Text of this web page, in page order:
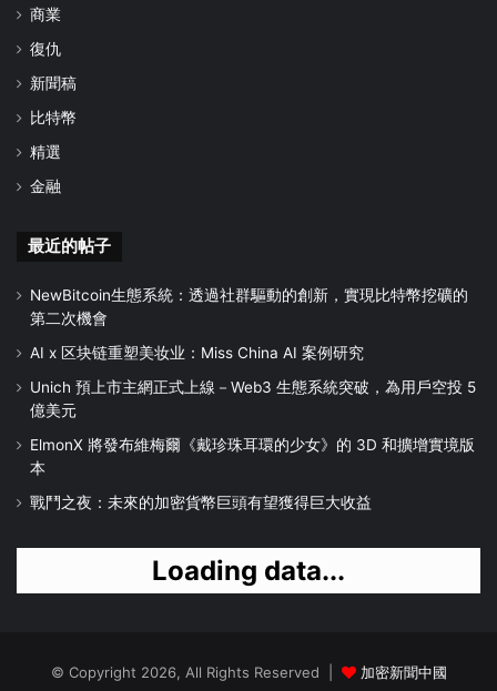
商業
復仇
新聞稿
比特幣
精選
金融
最近的帖子
NewBitcoin生態系統：透過社群驅動的創新，實現比特幣挖礦的
第二次機會
AI x 区块链重塑美妆业：Miss China AI 案例研究
Unich 預上市主網正式上線－Web3 生態系統突破，為用戶空投 5
億美元
ElmonX 將發布維梅爾《戴珍珠耳環的少女》的 3D 和擴增實境版
本
戰鬥之夜：未來的加密貨幣巨頭有望獲得巨大收益
Loading data...
© Copyright 2026, All Rights Reserved | 加密新聞中國